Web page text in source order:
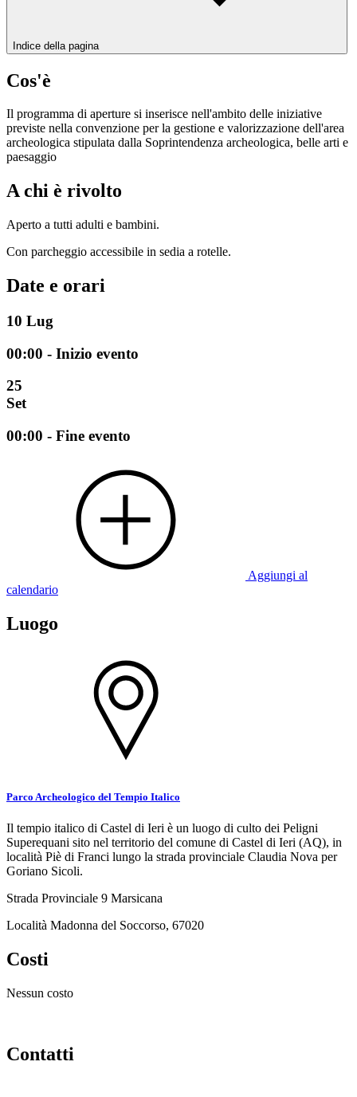
Indice della pagina
Cos'è
Il programma di aperture si inserisce nell'ambito delle iniziative
previste nella convenzione per la gestione e valorizzazione dell'area
archeologica stipulata dalla Soprintendenza archeologica, belle arti e
paesaggio
A chi è rivolto
Aperto a tutti adulti e bambini.
Con parcheggio accessibile in sedia a rotelle.
Date e orari
10 Lug
00:00 - Inizio evento
25
Set
00:00 - Fine evento
Aggiungi al
calendario
Luogo
Parco Archeologico del Tempio Italico
Il tempio italico di Castel di Ieri è un luogo di culto dei Peligni
Superequani sito nel territorio del comune di Castel di Ieri (AQ), in
località Piè di Franci lungo la strada provinciale Claudia Nova per
Goriano Sicoli.
Strada Provinciale 9 Marsicana
Località Madonna del Soccorso, 67020
Costi
Nessun costo
Contatti